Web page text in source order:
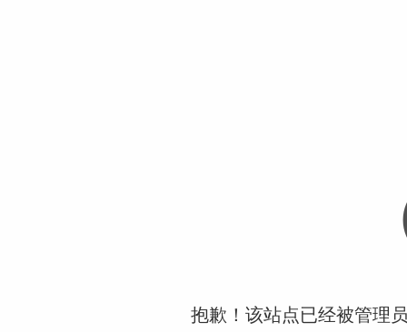
抱歉！该站点已经被管理